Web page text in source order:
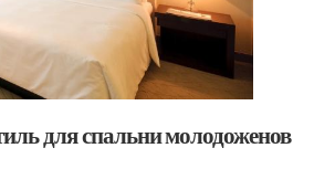
для спальни молодоженов